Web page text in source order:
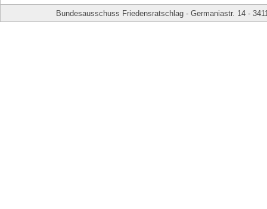
Bundesausschuss Friedensratschlag - Germaniastr. 14 -